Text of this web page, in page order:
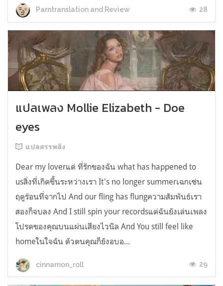
Parntranslation and Review 28
แปลเพลง Mollie Elizabeth - Doe
eyes
แปลสรรพสิ่ง
Dear my loverแด่ ที่รักของฉัน what has happened to
usสิ่งที่เกิดขึ้นระหว่างเรา It's no longer summerเฉกเช่น
ฤดูร้อนที่จากไป And our fling has flungความสัมพันธ์เรา
สองก็จบลง And I still spin your recordsแต่ฉันยังเล่นเพลง
โปรดของคุณบนแผ่นเสียงไวนิล And You still feel like
homeในใจฉัน ตัวตนคุณก็ยังอบอ...
cinnamon_roll 29